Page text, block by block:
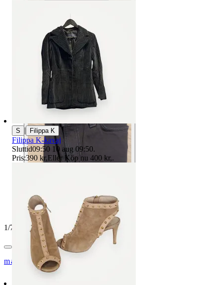
1/7
mairesale
S | Filippa K
Filippa K-kavaj
Sluttid09:50 10 aug 09:50.
Pris:390 kr,Eller Köp nu 400 kr,.